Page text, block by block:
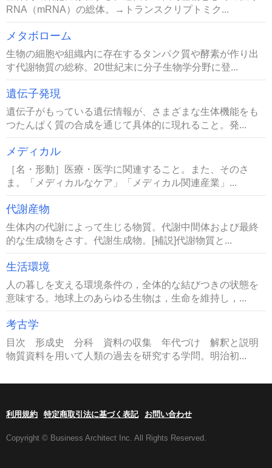
RNA（mRNA）の総体。→トランスクリプトミク...
メタボローム
生物の細胞や組織内に存在するタンパク質や酵素が作り出
す代謝物質の総称。20世紀末に分子生物学分野に登...
遺伝子発現
遺伝子がもっている遺伝情報が、さまざまな生体機能をも
つたんぱく質の合成を通じて具体的に現れること。発...
メディカル
［名・形動］医療・医学に関連すること。また、そのさ
ま。「メディカルなケア」「メディカル関連産業」...
代謝産物
生体内の代謝によって生じる物質。代謝中間体および最終
的な生成物をさす。代謝生成物。[補説]代謝物質と...
生活環境
人の暮しを支える環境条件の，全体的な結びつきの状態を
意味する。地球上のあらゆる生物は，生命を維持し，...
考古学
目次 形成史 分科 資料の収集 年代づけ 解釈と説明
物質資料を用いて人類の過去を研究する学問。明治初...
利用規約 特定商取引法に基づく表記 お問い合わせ
Copyright © Business Architect Inc. All Rights Reserved.